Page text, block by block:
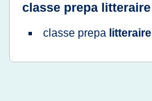
classe prepa litteraire
classe prepa litteraire